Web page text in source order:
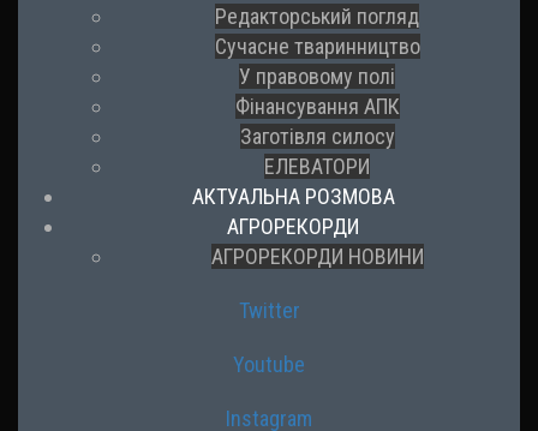
Редакторський погляд
Сучасне тваринництво
У правовому полі
Фінансування АПК
Заготівля силосу
ЕЛЕВАТОРИ
АКТУАЛЬНА РОЗМОВА
АГРОРЕКОРДИ
АГРОРЕКОРДИ НОВИНИ
Twitter
Youtube
Instagram